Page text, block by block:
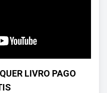
LIVRO PAGO